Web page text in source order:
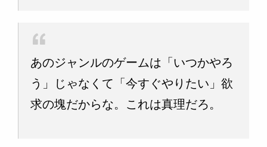
あのジャンルのゲームは「いつかやろ
う」じゃなくて「今すぐやりたい」欲
求の塊だからな。これは真理だろ。